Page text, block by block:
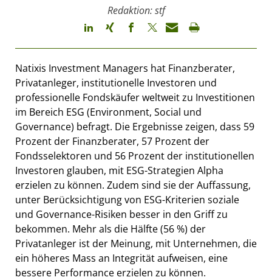
Redaktion: stf
Natixis Investment Managers hat Finanzberater,
Privatanleger, institutionelle Investoren und
professionelle Fondskäufer weltweit zu Investitionen
im Bereich ESG (Environment, Social und
Governance) befragt. Die Ergebnisse zeigen, dass 59
Prozent der Finanzberater, 57 Prozent der
Fondsselektoren und 56 Prozent der institutionellen
Investoren glauben, mit ESG-Strategien Alpha
erzielen zu können. Zudem sind sie der Auffassung,
unter Berücksichtigung von ESG-Kriterien soziale
und Governance-Risiken besser in den Griff zu
bekommen. Mehr als die Hälfte (56 %) der
Privatanleger ist der Meinung, mit Unternehmen, die
ein höheres Mass an Integrität aufweisen, eine
bessere Performance erzielen zu können.